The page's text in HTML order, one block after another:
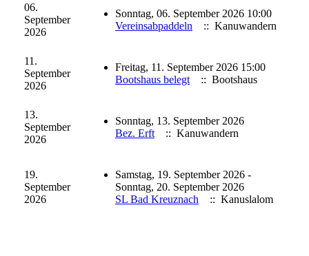
06.
September
2026
Sonntag, 06. September 2026 10:00
Vereinsabpaddeln
:: Kanuwandern
11.
September
2026
Freitag, 11. September 2026 15:00
Bootshaus belegt
:: Bootshaus
13.
September
2026
Sonntag, 13. September 2026
Bez. Erft
:: Kanuwandern
19.
September
2026
Samstag, 19. September 2026 -
Sonntag, 20. September 2026
SL Bad Kreuznach
:: Kanuslalom